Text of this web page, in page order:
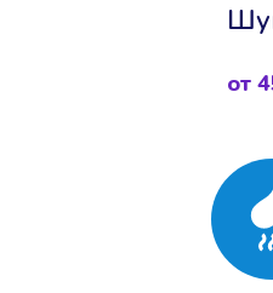
от